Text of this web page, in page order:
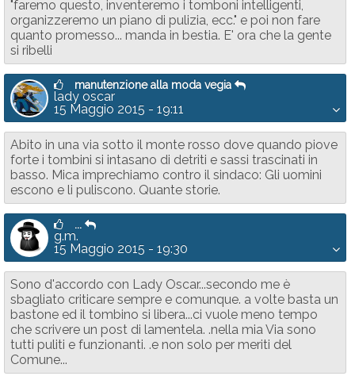
"faremo questo, inventeremo i tomboni intelligenti,
organizzeremo un piano di pulizia, ecc." e poi non fare
quanto promesso... manda in bestia. E' ora che la gente
si ribelli
manutenzione alla moda vegia
lady oscar
15 Maggio 2015 - 19:11
Abito in una via sotto il monte rosso dove quando piove
forte i tombini si intasano di detriti e sassi trascinati in
basso. Mica imprechiamo contro il sindaco: Gli uomini
escono e li puliscono. Quante storie.
...
g.m.
15 Maggio 2015 - 19:30
Sono d'accordo con Lady Oscar...secondo me è
sbagliato criticare sempre e comunque. a volte basta un
bastone ed il tombino si libera...ci vuole meno tempo
che scrivere un post di lamentela. .nella mia Via sono
tutti puliti e funzionanti. .e non solo per meriti del
Comune...